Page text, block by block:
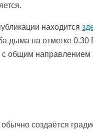
находится
дыма на отметке 0.30
общим
создаётся